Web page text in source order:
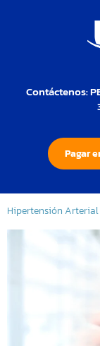
Contáctenos:
Pagar
Hipertensión Arterial